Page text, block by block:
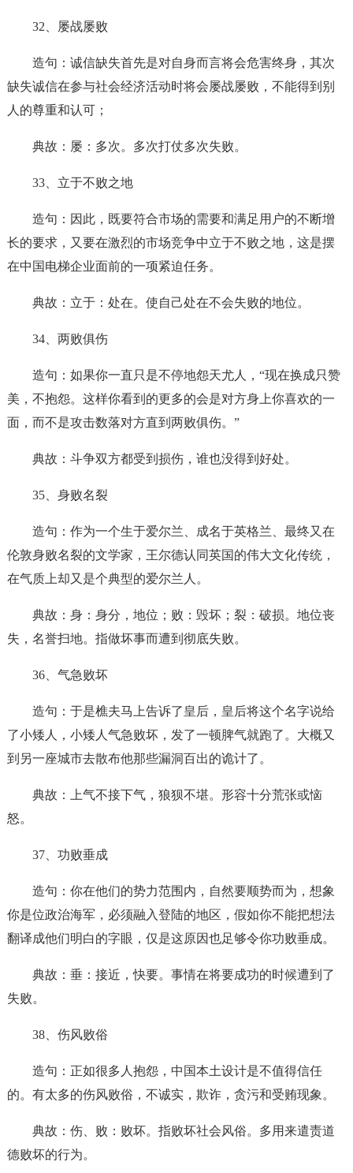
32、屡战屡败
造句：诚信缺失首先是对自身而言将会危害终身，其次
缺失诚信在参与社会经济活动时将会屡战屡败，不能得到别
人的尊重和认可；
典故：屡：多次。多次打仗多次失败。
33、立于不败之地
造句：因此，既要符合市场的需要和满足用户的不断增
长的要求，又要在激烈的市场竞争中立于不败之地，这是摆
在中国电梯企业面前的一项紧迫任务。
典故：立于：处在。使自己处在不会失败的地位。
34、两败俱伤
造句：如果你一直只是不停地怨天尤人，“现在换成只赞
美，不抱怨。这样你看到的更多的会是对方身上你喜欢的一
面，而不是攻击数落对方直到两败俱伤。”
典故：斗争双方都受到损伤，谁也没得到好处。
35、身败名裂
造句：作为一个生于爱尔兰、成名于英格兰、最终又在
伦敦身败名裂的文学家，王尔德认同英国的伟大文化传统，
在气质上却又是个典型的爱尔兰人。
典故：身：身分，地位；败：毁坏；裂：破损。地位丧
失，名誉扫地。指做坏事而遭到彻底失败。
36、气急败坏
造句：于是樵夫马上告诉了皇后，皇后将这个名字说给
了小矮人，小矮人气急败坏，发了一顿脾气就跑了。大概又
到另一座城市去散布他那些漏洞百出的诡计了。
典故：上气不接下气，狼狈不堪。形容十分荒张或恼
怒。
37、功败垂成
造句：你在他们的势力范围内，自然要顺势而为，想象
你是位政治海军，必须融入登陆的地区，假如你不能把想法
翻译成他们明白的字眼，仅是这原因也足够令你功败垂成。
典故：垂：接近，快要。事情在将要成功的时候遭到了
失败。
38、伤风败俗
造句：正如很多人抱怨，中国本土设计是不值得信任
的。有太多的伤风败俗，不诚实，欺诈，贪污和受贿现象。
典故：伤、败：败坏。指败坏社会风俗。多用来遣责道
德败坏的行为。